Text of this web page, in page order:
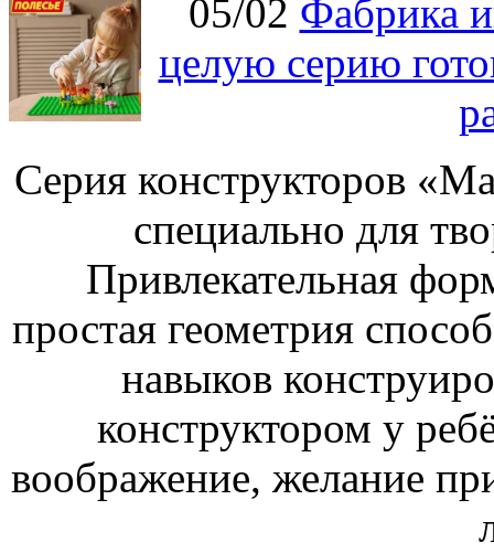
05/02 Фабрика
целую серию
Серия конструкторов
специально для
Привлекательная
простая геометрия
навыков
конструктором у
воображение, желание